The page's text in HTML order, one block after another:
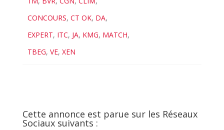
CONCOURS,CT OK, DA,
EXPERT, ITC, JA, KMG, MATCH,
TBEG,VE,XEN
Cette annonce est parue sur les Réseaux
Sociaux suivants :